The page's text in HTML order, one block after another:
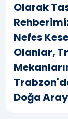
Olarak
Nefes
Olanlar,
Doğa